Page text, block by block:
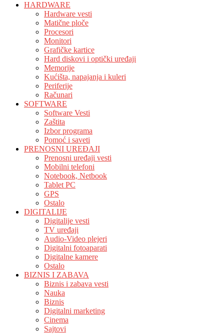
HARDWARE
Hardware vesti
Matične ploče
Procesori
Monitori
Grafičke kartice
Hard diskovi i optički uređaji
Memorije
Kućišta, napajanja i kuleri
Periferije
Računari
SOFTWARE
Software Vesti
Zaštita
Izbor programa
Pomoć i saveti
PRENOSNI UREĐAJI
Prenosni uređaji vesti
Mobilni telefoni
Notebook, Netbook
Tablet PC
GPS
Ostalo
DIGITALIJE
Digitalije vesti
TV uređaji
Audio-Video plejeri
Digitalni fotoaparati
Digitalne kamere
Ostalo
BIZNIS I ZABAVA
Biznis i zabava vesti
Nauka
Biznis
Digitalni marketing
Cinema
Sajtovi